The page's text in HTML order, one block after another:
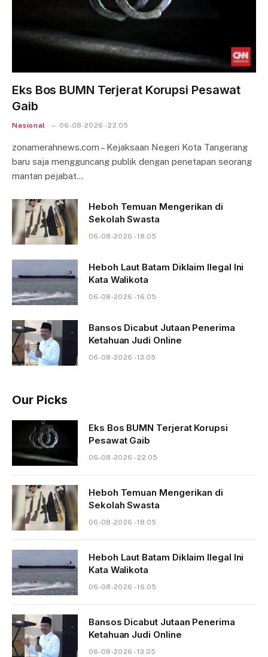
Eks Bos BUMN Terjerat Korupsi Pesawat
Gaib
Nasional 06-08-2026 - 22.05
zonamerahnews.com – Kejaksaan Negeri Kota Tangerang
baru saja mengguncang publik dengan penetapan seorang
mantan pejabat…
Heboh Temuan Mengerikan di
Sekolah Swasta
06-08-2026 - 18.05
Heboh Laut Batam Diklaim Ilegal Ini
Kata Walikota
06-08-2026 - 16.05
Bansos Dicabut Jutaan Penerima
Ketahuan Judi Online
06-08-2026 - 13.05
Our Picks
Eks Bos BUMN Terjerat Korupsi
Pesawat Gaib
06-08-2026 - 22.05
Heboh Temuan Mengerikan di
Sekolah Swasta
06-08-2026 - 18.05
Heboh Laut Batam Diklaim Ilegal Ini
Kata Walikota
06-08-2026 - 16.05
Bansos Dicabut Jutaan Penerima
Ketahuan Judi Online
06-08-2026 - 13.05